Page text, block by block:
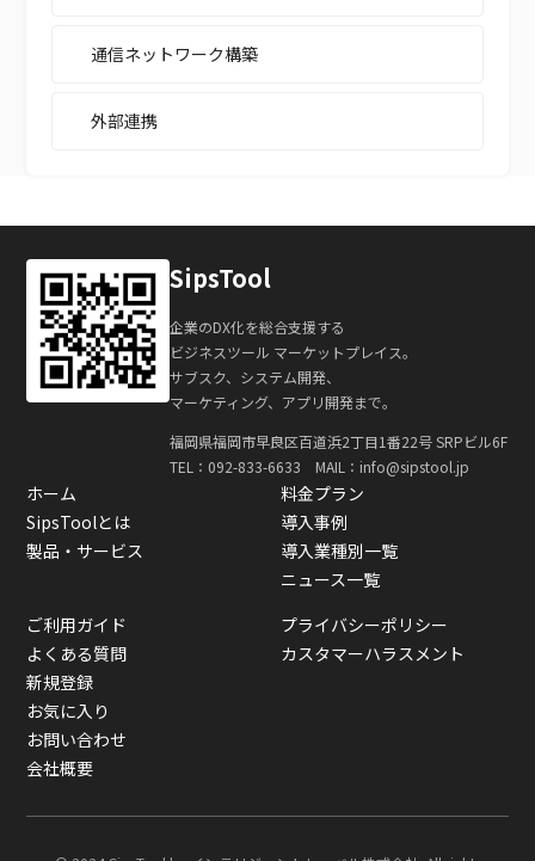
通信ネットワーク構築
外部連携
SipsTool
企業のDX化を総合支援する
ビジネスツール マーケットプレイス。
サブスク、システム開発、
マーケティング、アプリ開発まで。
福岡県福岡市早良区百道浜2丁目1番22号 SRPビル6F
TEL： 092-833-6633 MAIL：info@sipstool.jp
ホーム
SipsToolとは
製品・サービス
料金プラン
導入事例
導入業種別一覧
ニュース一覧
ご利用ガイド
よくある質問
新規登録
お気に入り
お問い合わせ
会社概要
プライバシーポリシー
カスタマーハラスメント